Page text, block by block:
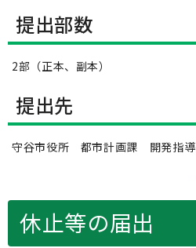
提出部数
2部（正本、副本）
提出先
守谷市役所 都市計画課 開発指導
休止等の届出